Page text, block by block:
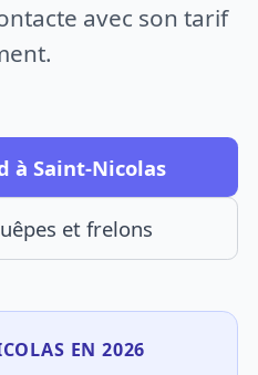
avec son tarif
à Saint-Nicolas
et frelons
EN 2026